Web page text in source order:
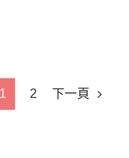
1 2 下一頁